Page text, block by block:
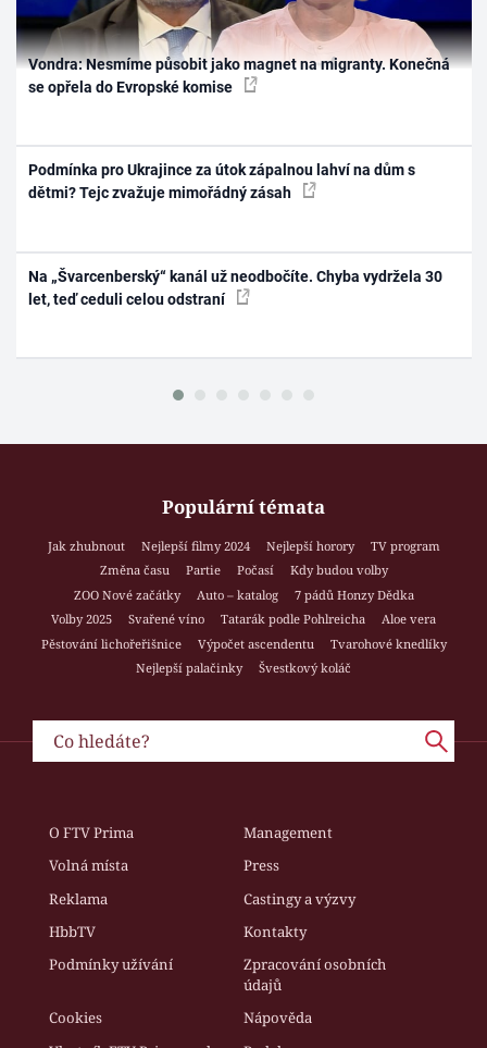
Vondra: Nesmíme působit jako magnet na migranty. Konečná
se opřela do Evropské komise
Podmínka pro Ukrajince za útok zápalnou lahví na dům s
dětmi? Tejc zvažuje mimořádný zásah
Na „Švarcenberský“ kanál už neodbočíte. Chyba vydržela 30
let, teď ceduli celou odstraní
Populární témata
Jak zhubnout Nejlepší filmy 2024 Nejlepší horory
TV program
Změna času
Partie Počasí
Kdy budou volby
ZOO Nové začátky
Auto – katalog
7 pádů Honzy Dědka
Volby 2025
Svařené víno Tatarák podle Pohlreicha
Aloe vera
Pěstování lichořeřišnice
Výpočet ascendentu
Tvarohové knedlíky
Nejlepší palačinky
Švestkový koláč
O FTV Prima
Management
Volná místa
Press
Reklama
Castingy a výzvy
HbbTV
Kontakty
Podmínky užívání
Zpracování osobních
údajů
Cookies
Nápověda